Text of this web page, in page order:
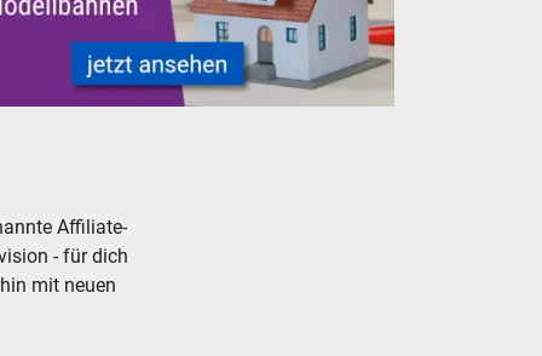
Affiliate-
- für dich
mit neuen